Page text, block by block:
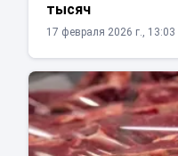
тысяч
17 февраля 2026 г., 13:03